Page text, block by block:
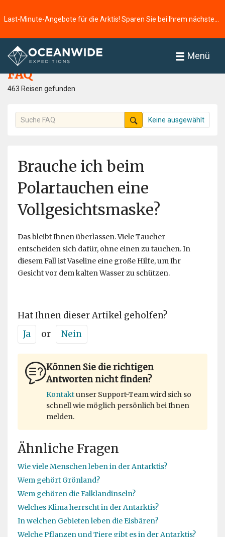
Menü
Startseite
FAQ
463 Reisen gefunden
Keine ausgewählt
Brauche ich beim
Polartauchen eine
Vollgesichtsmaske?
Das bleibt Ihnen überlassen. Viele Taucher
entscheiden sich dafür, ohne einen zu tauchen. In
diesem Fall ist Vaseline eine große Hilfe, um Ihr
Gesicht vor dem kalten Wasser zu schützen.
Hat Ihnen dieser Artikel geholfen?
Ja
or Nein
Können Sie die richtigen
Antworten nicht finden?
Kontaktunser Support-Team wird sich so
schnell wie möglich persönlich bei Ihnen
melden.
Ähnliche Fragen
Wie viele Menschen leben in der Antarktis?
Wem gehört Grönland?
Wem gehören die Falklandinseln?
Welches Klima herrscht in der Antarktis?
In welchen Gebieten leben die Eisbären?
Welche Pflanzen und Tiere gibt es in der Antarktis?